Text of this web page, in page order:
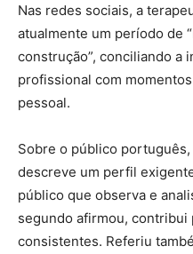
Nas redes sociais, a
atualmente um período de
construção”, conciliando a
profissional com
pessoal.
Sobre o público
descreve um perfil
público que observa e
segundo afirmou, contribui
consistentes. Referiu